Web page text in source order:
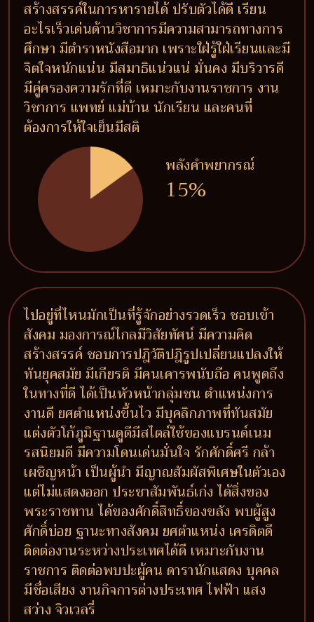
สร้างสรรค์ในการหารายได้ ปรับตัวได้ดี เรียน
อะไรเร็วเด่นด้านวิชาการมีความสามารถทางการ
ศึกษา มีตำราหนังสือมาก เพราะใฝ่รู้ใฝ่เรียนและมี
จิตใจหนักแน่น มีสมาธิแน่วแน่ มั่นคง มีบริวารดี
มีคู่ครองความรักที่ดี เหมาะกับงานราชการ งาน
วิชาการ แพทย์ แม่บ้าน นักเรียน และคนที่
ต้องการให้ใจเย็นมีสติ
พลังคำพยากรณ์
15%
ไปอยู่ที่ไหนมักเป็นที่รู้จักอย่างรวดเร็ว ชอบเข้า
สังคม มองการณ์ไกลมีวิสัยทัศน์ มีความคิด
สร้างสรรค์ ชอบการปฎิวัติปฎิรูปเปลี่ยนแปลงให้
ทันยุคสมัย มีเกียรติ มีคนเคารพนับถือ คนพูดถึง
ในทางที่ดี ได้เป็นหัวหน้ากลุ่มชน ตำแหน่งการ
งานดี ยศตำแหน่งขึ้นไว มีบุคลิกภาพที่ทันสมัย
แต่งตัวโก้ภูมิฐานดูดีมีสไตล์ใช้ของแบรนด์เนม
รสนิยมดี มีความโดนเด่นมั่นใจ รักศักดิ์ศรี กล้า
เผชิญหน้า เป็นผู้นำ มีญาณสัมผัสพิเศษในตัวเอง
แต่ไม่แสดงออก ประชาสัมพันธ์เก่ง ได้สิ่งของ
พระราชทาน ได้ของศักดิ์สิทธิ์ของขลัง พบผู้สูง
ศักดิ์บ่อย ฐานะทางสังคม ยศตำแหน่ง เครดิตดี
ติดต่องานระหว่างประเทศได้ดี เหมาะกับงาน
ราชการ ติดต่อพบปะผู้คน ดารานักแสดง บุคคล
มีชื่อเสียง งานกิจการต่างประเทศ ไฟฟ้า แสง
สว่าง จิวเวลรี่